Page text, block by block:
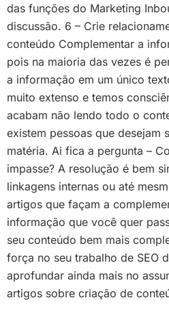
das funções do Marketing
discussão. 6 – Crie
conteúdo Complementar a
pois na maioria das vezes é
a informação em um único
muito extenso e temos
acabam não lendo todo o
existem pessoas que desejam
matéria. Ai fica a pergunta –
impasse? A resolução é bem
linkagens internas ou até
artigos que façam a
informação que você quer
seu conteúdo bem mais
força no seu trabalho de SEO
aprofundar ainda mais no
artigos sobre criação de